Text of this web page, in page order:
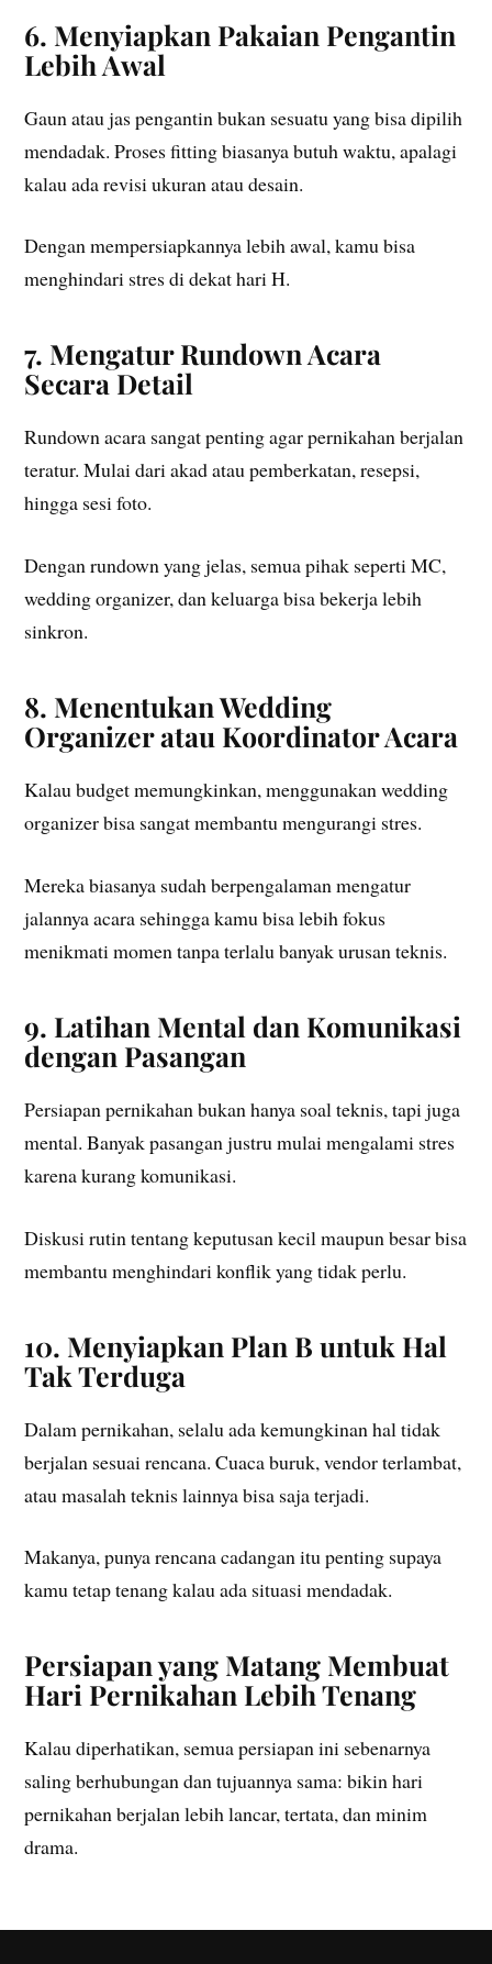
6. Menyiapkan Pakaian Pengantin
Lebih Awal
Gaun atau jas pengantin bukan sesuatu yang bisa dipilih
mendadak. Proses fitting biasanya butuh waktu, apalagi
kalau ada revisi ukuran atau desain.
Dengan mempersiapkannya lebih awal, kamu bisa
menghindari stres di dekat hari H.
7. Mengatur Rundown Acara
Secara Detail
Rundown acara sangat penting agar pernikahan berjalan
teratur. Mulai dari akad atau pemberkatan, resepsi,
hingga sesi foto.
Dengan rundown yang jelas, semua pihak seperti MC,
wedding organizer, dan keluarga bisa bekerja lebih
sinkron.
8. Menentukan Wedding
Organizer atau Koordinator Acara
Kalau budget memungkinkan, menggunakan wedding
organizer bisa sangat membantu mengurangi stres.
Mereka biasanya sudah berpengalaman mengatur
jalannya acara sehingga kamu bisa lebih fokus
menikmati momen tanpa terlalu banyak urusan teknis.
9. Latihan Mental dan Komunikasi
dengan Pasangan
Persiapan pernikahan bukan hanya soal teknis, tapi juga
mental. Banyak pasangan justru mulai mengalami stres
karena kurang komunikasi.
Diskusi rutin tentang keputusan kecil maupun besar bisa
membantu menghindari konflik yang tidak perlu.
10. Menyiapkan Plan B untuk Hal
Tak Terduga
Dalam pernikahan, selalu ada kemungkinan hal tidak
berjalan sesuai rencana. Cuaca buruk, vendor terlambat,
atau masalah teknis lainnya bisa saja terjadi.
Makanya, punya rencana cadangan itu penting supaya
kamu tetap tenang kalau ada situasi mendadak.
Persiapan yang Matang Membuat
Hari Pernikahan Lebih Tenang
Kalau diperhatikan, semua persiapan ini sebenarnya
saling berhubungan dan tujuannya sama: bikin hari
pernikahan berjalan lebih lancar, tertata, dan minim
drama.